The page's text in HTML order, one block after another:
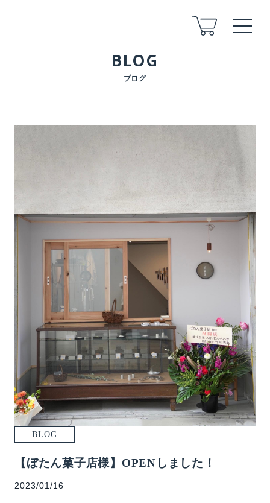
AFTER
EVENT
MODELROOM
DANCER’S HOME PROJECT
CONTACT
BLOG
ブログ
BLOG
【ぼたん菓子店様】OPENしました！
2023/01/16